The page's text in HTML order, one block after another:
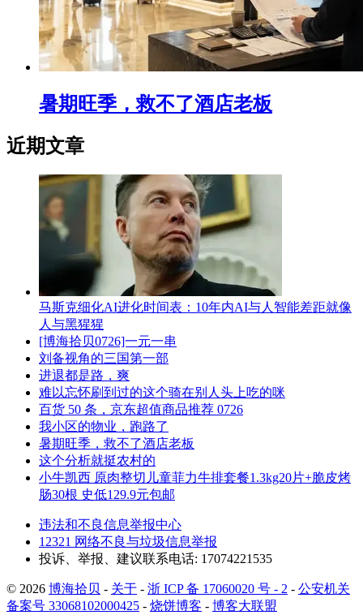
暑期旺季，救不了酒店老板
近期文章
马斯克细化AI进化时间表：10年内AI与人智能差距就像
人与黑猩猩
[博海拾贝0726]一元一串
刘备视角的三国第一部
进退都是路，爽
难以忘怀刷到过的这个骑在别人头上吃的咪
百货 50 条，京东超值商品推荐 0726
我小区的物业，跑路了
暑期旺季，救不了酒店老板
这个分析就挺农村的
小牛凯西 原肉整切儿童菲力牛排套餐1.3kg20片+脆皮烤
肠30根 史低129.9元包邮
违法和不良信息举报中心
12321 网络不良与垃圾信息举报
投诉、举报、建议联系电话: 17074221535
© 2026 博海拾贝 - 关于 - 浙 ICP 备 17060020 号 - 2 - 公安机关
备案号 33068102000425 - 烧饼博客 - 博客大联盟